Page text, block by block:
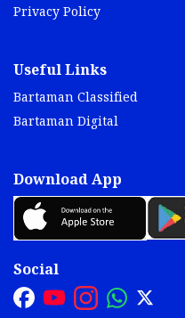
Privacy Policy
Useful Links
Bartaman Classified
Bartaman Digital
Download App
Social